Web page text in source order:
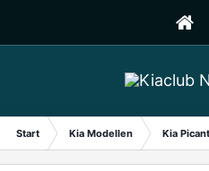
Start Kia Modellen Kia